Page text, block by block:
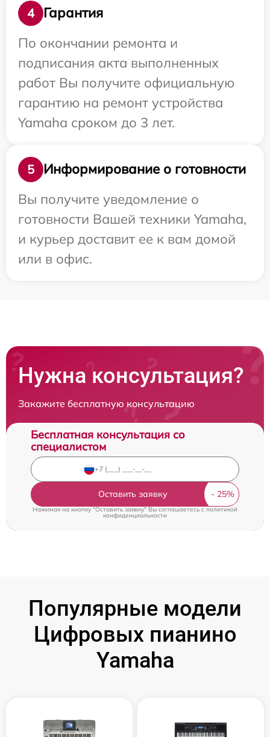
4
Гарантия
По окончании ремонта и
подписания акта выполненных
работ Вы получите официальную
гарантию на ремонт устройства
Yamaha сроком до 3 лет.
5
Информирование о готовности
Вы получите уведомление о
готовности Вашей техники Yamaha,
и курьер доставит ее к вам домой
или в офис.
Нужна консультация?
Закажите бесплатную консультацию
Бесплатная консультация со
специалистом
Оставить заявку
Нажимая на кнопку "Оставить заявку" Вы соглашаетесь cполитикой
конфиденциальности
Популярные модели
Цифровых пианино
Yamaha